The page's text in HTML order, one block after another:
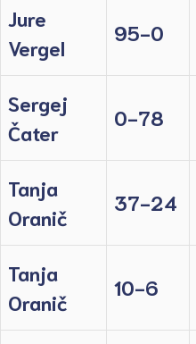
Jure
Vergel
95-0
Sergej
Čater
0-78
Tanja
Oranič
37-24
Tanja
Oranič
10-6